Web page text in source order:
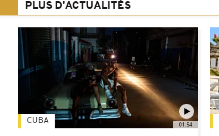
PLUS D'ACTUALITÉS
01:54
CUBA